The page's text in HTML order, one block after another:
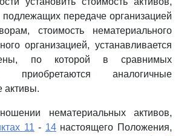
передаче организацией
стоимость нематериального
организацией, устанавливается
по которой в сравнимых
приобретаются аналогичные
активы.
нематериальных активов,
11 - 14настоящего Положения,